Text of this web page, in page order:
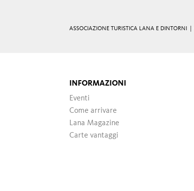
ASSOCIAZIONE TURISTICA LANA E DINTORNI |
INFORMAZIONI
Eventi
Come arrivare
Lana Magazine
Carte vantaggi